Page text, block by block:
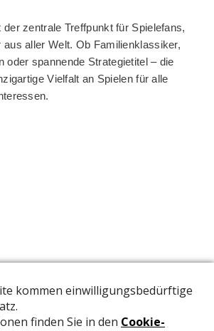
zentrale Treffpunkt für Spielefans,
aus aller Welt. Ob Familienklassiker,
oder spannende Strategietitel – die
Vielfalt an Spielen für alle